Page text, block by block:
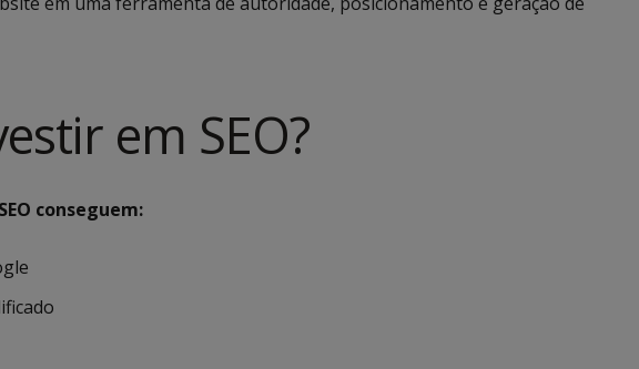
em SEO?
conseguem: